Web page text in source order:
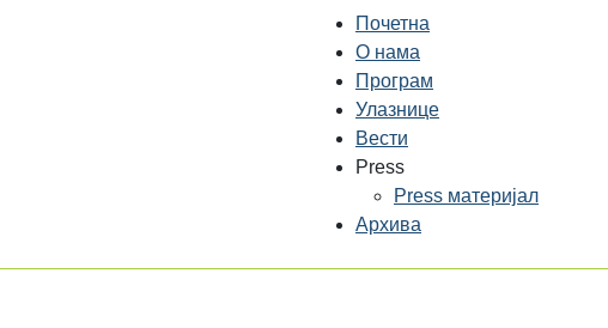
Почетна
О нама
Програм
Улазнице
Вести
Press
Press материјал
Архива